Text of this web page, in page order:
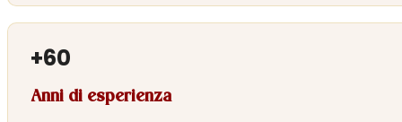
+60
Anni di esperienza